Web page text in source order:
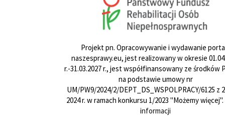
Projekt pn. Opracowywanie i wydawanie
naszesprawy.eu, jest realizowany w okresie
r.-31.03.2027 r., jest współfinansowany ze środków
na podstawie umowy nr
UM/PW9/2024/2/DEPT_DS_WSPOLPRACY/6125 z
2024 r. w ramach konkursu 1/2023 "Możemy więcej".
informacji